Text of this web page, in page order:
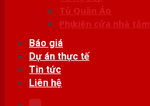
Tủ Quần Áo
Phụ kiện cửa nhà tắm
Báo giá
Dự án thực tế
Tin tức
Liên hệ